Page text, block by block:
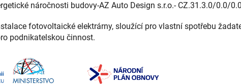
náročnosti budovy-AZ Auto Design s.r.o.- CZ.31.3.0/0.0/
fotovoltaické elektrárny, sloužící pro vlastní spotřebu
podnikatelskou činnost.